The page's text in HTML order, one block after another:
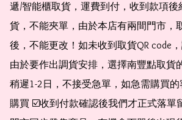
遞/智能櫃取貨，運費到付，收到款項後
貨，不能夾單，由於本店有兩間門市，
後，不能更改！如未收到取貨QR code
由於要作出調貨安排，選擇南豐點取貨
稍遲1-2日，不接受急單，如急需購買
購買 ☑️收到付款確認後我們才正式落單